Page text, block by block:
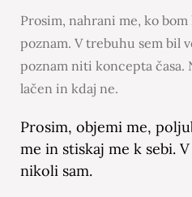
Prosim, nahrani me, ko
poznam. V trebuhu sem bil
poznam niti koncepta časa.
lačen in kdaj ne.
Prosim, objemi me,
me in stiskaj me k sebi.
nikoli sam.